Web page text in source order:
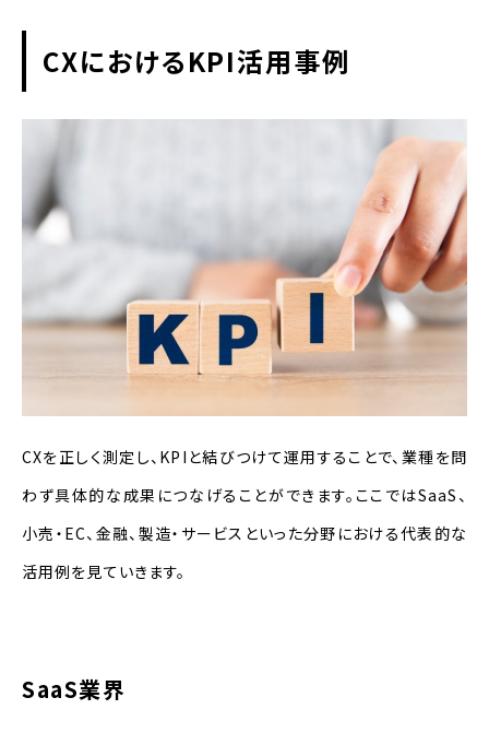
CXにおけるKPI活用事例
CXを正しく測定し、KPIと結びつけて運用することで、業種を問
わず具体的な成果につなげることができます。ここではSaaS、
小売・EC、金融、製造・サービスといった分野における代表的な
活用例を見ていきます。
SaaS業界